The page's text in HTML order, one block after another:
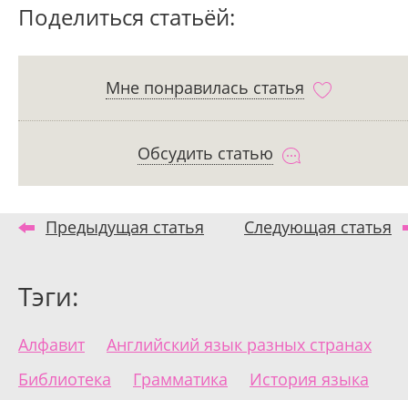
Поделиться статьёй:
Мне понравилась статья
Обсудить статью
Предыдущая статья Следующая статья
Тэги:
Алфавит
Английский язык разных странах
Библиотека
Грамматика История языка